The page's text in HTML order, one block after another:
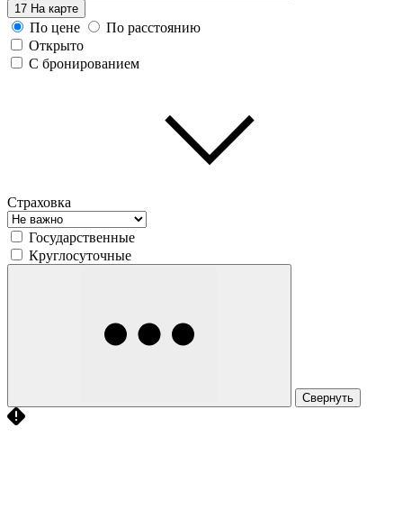
17 На карте
По цене
По расстоянию
Открыто
С бронированием
Страховка
Государственные
Круглосуточные
Свернуть